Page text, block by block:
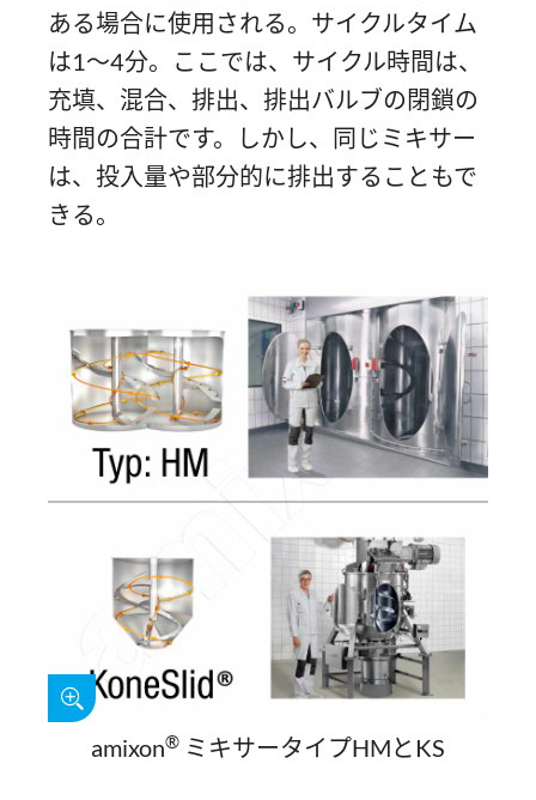
ある場合に使用される。サイクルタイム
は1～4分。ここでは、サイクル時間は、
充填、混合、排出、排出バルブの閉鎖の
時間の合計です。しかし、同じミキサー
は、投入量や部分的に排出することもで
きる。
amixon® ミキサータイプHMとKS